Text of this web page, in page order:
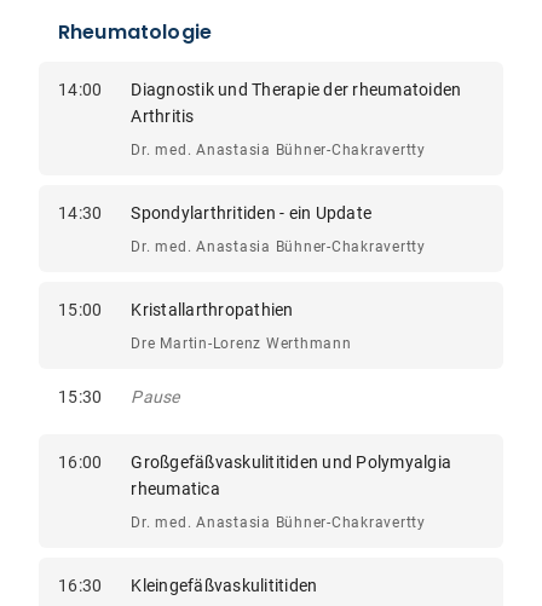
Rheumatologie
14:00
Diagnostik und Therapie der rheumatoiden
Arthritis
Dr. med. Anastasia Bühner-Chakravertty
14:30 Spondylarthritiden - ein Update
Dr. med. Anastasia Bühner-Chakravertty
15:00 Kristallarthropathien
Dre Martin-Lorenz Werthmann
15:30 Pause
16:00
Großgefäßvaskulititiden und Polymyalgia
rheumatica
Dr. med. Anastasia Bühner-Chakravertty
16:30 Kleingefäßvaskulititiden